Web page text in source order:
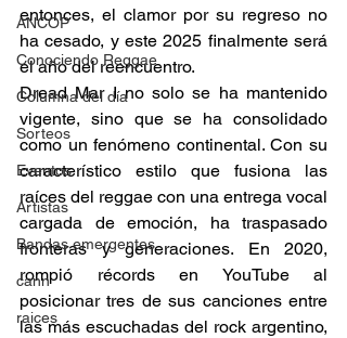
ANCOP
Conociendo Reggae
Columna del día
Sorteos
Eventos
Artistas
Bandas emergentes
cann
raices
entonces, el clamor por su regreso no
ha cesado, y este 2025 finalmente será
el año del reencuentro.
Dread Mar I no solo se ha mantenido
vigente, sino que se ha consolidado
como un fenómeno continental. Con su
característico estilo que fusiona las
raíces del reggae con una entrega vocal
cargada de emoción, ha traspasado
fronteras y generaciones. En 2020,
rompió récords en YouTube al
posicionar tres de sus canciones entre
las más escuchadas del rock argentino,